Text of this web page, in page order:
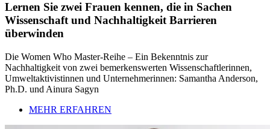
Lernen Sie zwei Frauen kennen, die in Sachen
Wissenschaft und Nachhaltigkeit Barrieren
überwinden
Die Women Who Master-Reihe – Ein Bekenntnis zur
Nachhaltigkeit von zwei bemerkenswerten Wissenschaftlerinnen,
Umweltaktivistinnen und Unternehmerinnen: Samantha Anderson,
Ph.D. und Ainura Sagyn
MEHR ERFAHREN